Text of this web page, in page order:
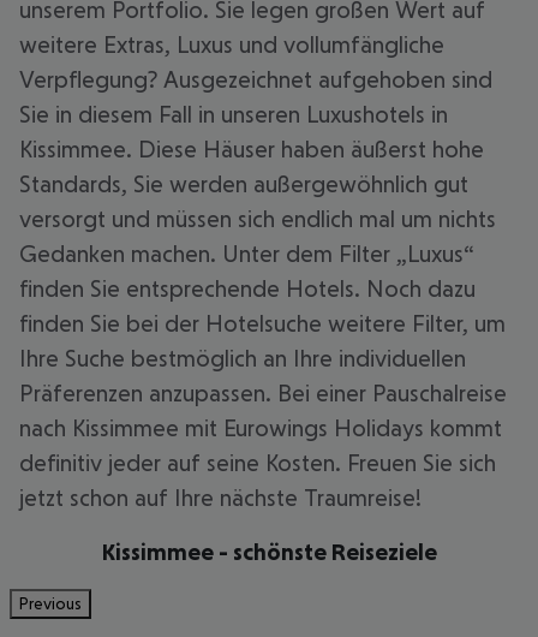
unserem Portfolio. Sie legen großen Wert auf
weitere Extras, Luxus und vollumfängliche
Verpflegung? Ausgezeichnet aufgehoben sind
Sie in diesem Fall in unseren Luxushotels in
Kissimmee. Diese Häuser haben äußerst hohe
Standards, Sie werden außergewöhnlich gut
versorgt und müssen sich endlich mal um nichts
Gedanken machen. Unter dem Filter „Luxus“
finden Sie entsprechende Hotels. Noch dazu
finden Sie bei der Hotelsuche weitere Filter, um
Ihre Suche bestmöglich an Ihre individuellen
Präferenzen anzupassen. Bei einer Pauschalreise
nach Kissimmee mit Eurowings Holidays kommt
definitiv jeder auf seine Kosten. Freuen Sie sich
jetzt schon auf Ihre nächste Traumreise!
Kissimmee - schönste Reiseziele
Previous